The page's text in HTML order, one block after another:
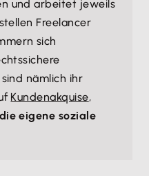
und arbeitet jeweils
Freelancer
sich
nämlich ihr
Kundenakquise,
die eigene soziale